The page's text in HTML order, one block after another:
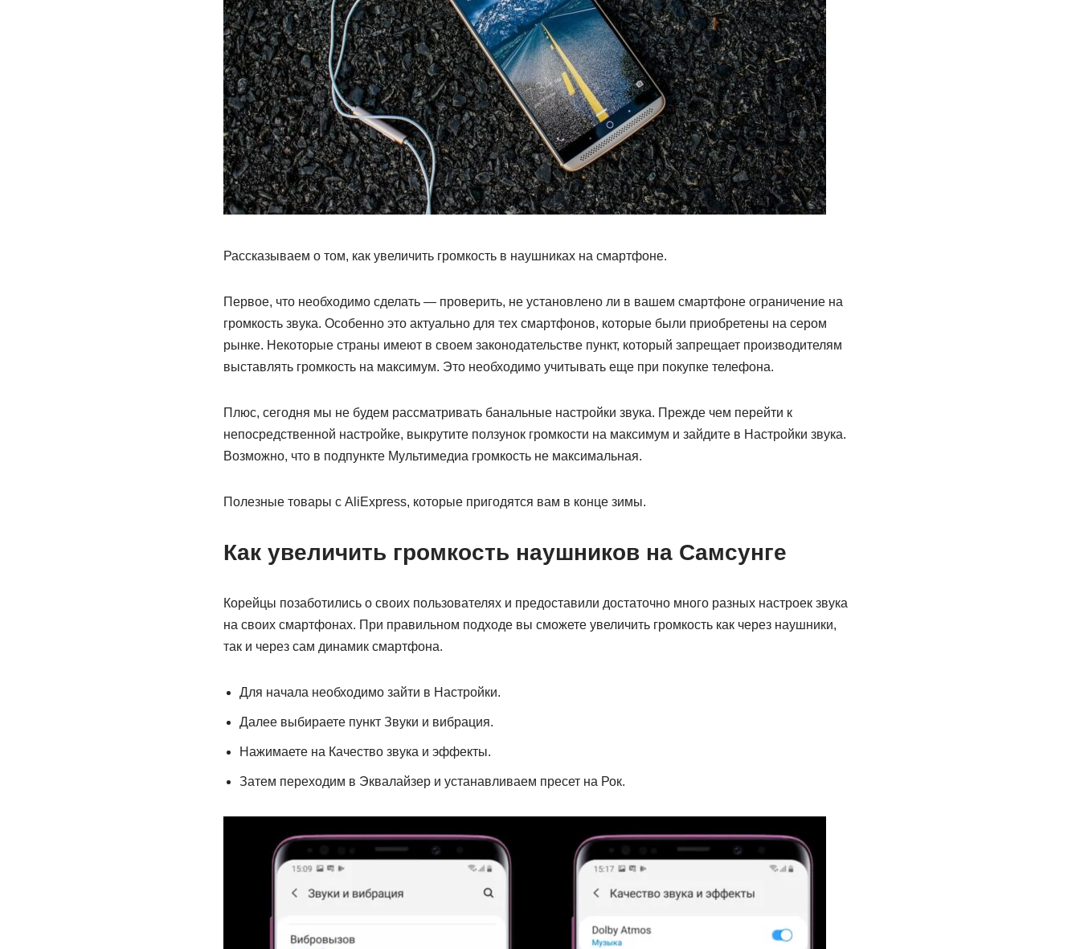
Рассказываем о том, как увеличить громкость в наушниках на смартфоне.
Первое, что необходимо сделать — проверить, не установлено ли в вашем смартфоне ограничение на
громкость звука. Особенно это актуально для тех смартфонов, которые были приобретены на сером
рынке. Некоторые страны имеют в своем законодательстве пункт, который запрещает производителям
выставлять громкость на максимум. Это необходимо учитывать еще при покупке телефона.
Плюс, сегодня мы не будем рассматривать банальные настройки звука. Прежде чем перейти к
непосредственной настройке, выкрутите ползунок громкости на максимум и зайдите в Настройки звука.
Возможно, что в подпункте Мультимедиа громкость не максимальная.
Полезные товары с AliExpress, которые пригодятся вам в конце зимы.
Как увеличить громкость наушников на Самсунге
Корейцы позаботились о своих пользователях и предоставили достаточно много разных настроек звука
на своих смартфонах. При правильном подходе вы сможете увеличить громкость как через наушники,
так и через сам динамик смартфона.
Для начала необходимо зайти в Настройки.
Далее выбираете пункт Звуки и вибрация.
Нажимаете на Качество звука и эффекты.
Затем переходим в Эквалайзер и устанавливаем пресет на Рок.